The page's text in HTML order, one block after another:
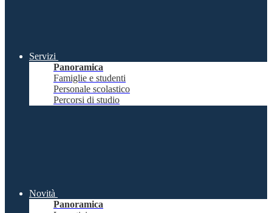
Servizi
Panoramica
Famiglie e studenti
Personale scolastico
Percorsi di studio
Novità
Panoramica